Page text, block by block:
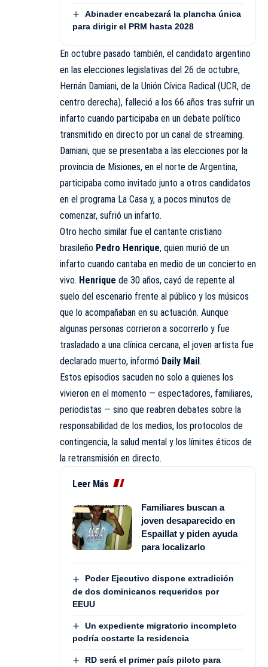
Abinader encabezará la plancha única
para dirigir el PRM hasta 2028
En octubre pasado también, el candidato argentino
en las elecciones legislativas del 26 de octubre,
Hernán Damiani, de la Unión Cívica Radical (UCR, de
centro derecha), falleció a los 66 años tras sufrir un
infarto cuando participaba en un debate político
transmitido en directo por un canal de streaming.
Damiani, que se presentaba a las elecciones por la
provincia de Misiones, en el norte de Argentina,
participaba como invitado junto a otros candidatos
en el programa La Casa y, a pocos minutos de
comenzar, sufrió un infarto.
Otro hecho similar fue el cantante cristiano
brasileño Pedro Henrique, quien murió de un
infarto cuando cantaba en medio de un concierto en
vivo. Henrique de 30 años, cayó de repente al
suelo del escenario frente al público y los músicos
que lo acompañaban en su actuación. Aunque
algunas personas corrieron a socorrerlo y fue
trasladado a una clínica cercana, el joven artista fue
declarado muerto, informó Daily Mail .
Estos episodios sacuden no solo a quienes los
vivieron en el momento — espectadores, familiares,
periodistas — sino que reabren debates sobre la
responsabilidad de los medios, los protocolos de
contingencia, la salud mental y los límites éticos de
la retransmisión en directo.
Leer Más
Familiares buscan a
joven desaparecido en
Espaillat y piden ayuda
para localizarlo
Poder Ejecutivo dispone extradición
de dos dominicanos requeridos por
EEUU
Un expediente migratorio incompleto
podría costarte la residencia
RD será el primer país piloto para